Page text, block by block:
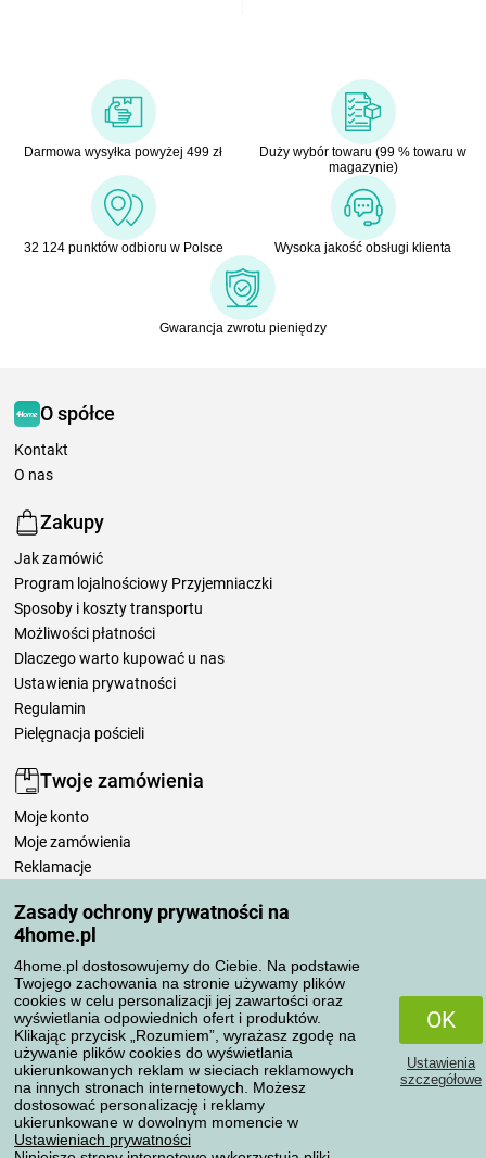
Zasady ochrony prywatności na
4home.pl
4home.pl dostosowujemy do Ciebie. Na podstawie
Twojego zachowania na stronie używamy plików
cookies w celu personalizacji jej zawartości oraz
wyświetlania odpowiednich ofert i produktów.
Klikając przycisk „Rozumiem”, wyrażasz zgodę na
używanie plików cookies do wyświetlania
ukierunkowanych reklam w sieciach reklamowych
na innych stronach internetowych. Możesz
dostosować personalizację i reklamy
ukierunkowane w dowolnym momencie w
Ustawieniach prywatności
OK
Ustawienia
szczegółowe
Darmowa wysyłka powyżej 499 zł
Duży wybór towaru (99 % towaru w
magazynie)
32 124 punktów odbioru w Polsce Wysoka jakość obsługi klienta
Gwarancja zwrotu pieniędzy
O spółce
Kontakt
O nas
Zakupy
Jak zamówić
Program lojalnościowy Przyjemniaczki
Sposoby i koszty transportu
Możliwości płatności
Dlaczego warto kupować u nas
Ustawienia prywatności
Regulamin
Pielęgnacja pościeli
Twoje zamówienia
Moje konto
Moje zamówienia
Reklamacje
Zasady przetwarzania recenzji
Sposoby transportu
Metody płatności
Niezawodny sklep